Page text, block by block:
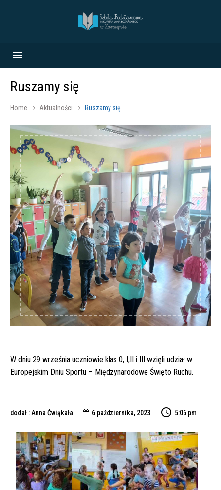
Ruszamy się
Home Aktualności Ruszamy się
W dniu 29 września uczniowie klas 0, I,II i III wzięli udział w
Europejskim Dniu Sportu – Międzynarodowe Święto Ruchu.
dodał : Anna Ćwiąkała  6 października, 2023 5:06 pm